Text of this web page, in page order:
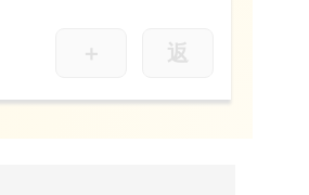
＋ 返